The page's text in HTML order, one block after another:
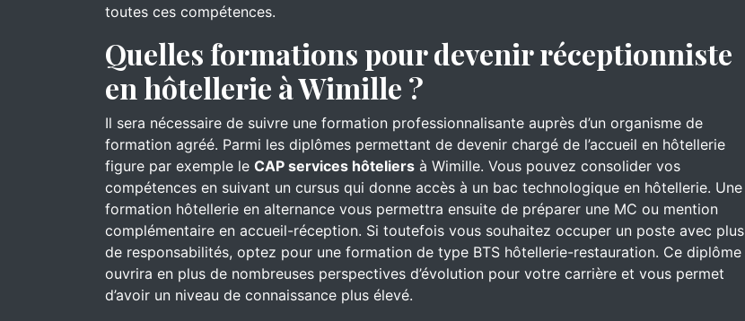
toutes ces compétences.
Quelles formations pour devenir réceptionniste
en hôtellerie à Wimille ?
Il sera nécessaire de suivre une formation professionnalisante auprès d’un organisme de
formation agréé. Parmi les diplômes permettant de devenir chargé de l’accueil en hôtellerie
figure par exemple le CAP services hôteliers à Wimille. Vous pouvez consolider vos
compétences en suivant un cursus qui donne accès à un bac technologique en hôtellerie. Une
formation hôtellerie en alternance vous permettra ensuite de préparer une MC ou mention
complémentaire en accueil-réception. Si toutefois vous souhaitez occuper un poste avec plus
de responsabilités, optez pour une formation de type BTS hôtellerie-restauration. Ce diplôme
ouvrira en plus de nombreuses perspectives d’évolution pour votre carrière et vous permet
d’avoir un niveau de connaissance plus élevé.